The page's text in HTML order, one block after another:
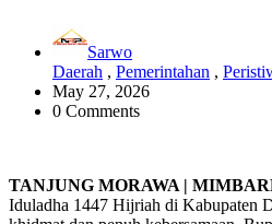
Sarwo
Daerah , Pemerintahan ,
May 27, 2026
0 Comments
TANJUNG MORAWA |
Iduladha 1447 Hijriah di Kabupaten